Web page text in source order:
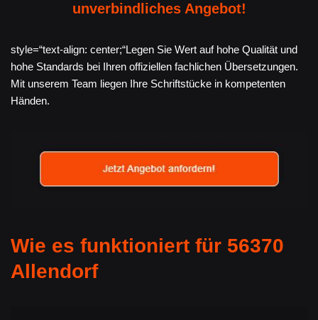
unverbindliches Angebot!
style=“text-align: center;“Legen Sie Wert auf hohe Qualität und
hohe Standards bei Ihren offiziellen fachlichen Übersetzungen.
Mit unserem Team liegen Ihre Schriftstücke in kompetenten
Händen.
Wie es funktioniert für 56370
Allendorf